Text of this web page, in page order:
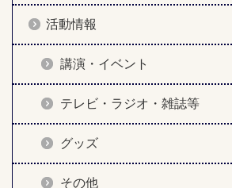
活動情報
講演・イベント
テレビ・ラジオ・雑誌等
グッズ
その他